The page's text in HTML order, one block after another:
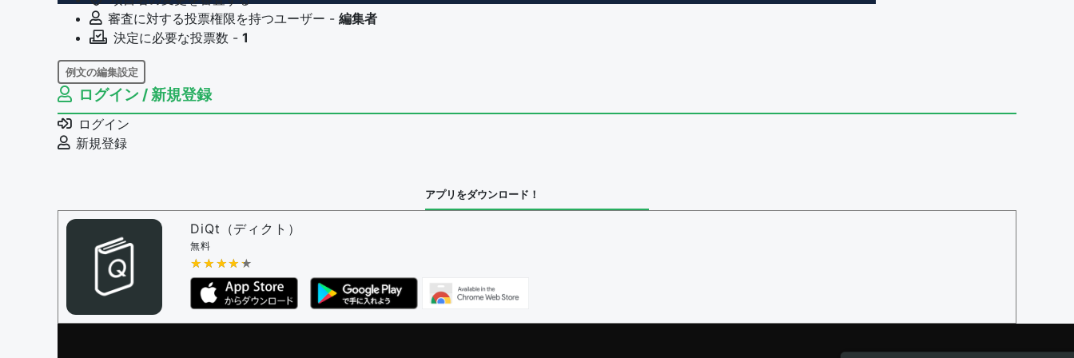
審査に対する投票権限を持つユーザー - 編集者
決定に必要な投票数 - 1
例文の編集設定
例文の編集権限を持つユーザー -
例文の削除を審査する
審査に対する投票権限を持つユーザー -
決定に必要な投票数 -
問題の編集権限を持つユーザー -すべてのユーザー
審査に対する投票権限を持つユーザー -
決定に必要な投票数 -
編集ガイドライン
ログイン / 新規登録
ログイン
新規登録
アプリをダウンロード！
DiQt（ディクト）
無料
★★★★★
★★★★★